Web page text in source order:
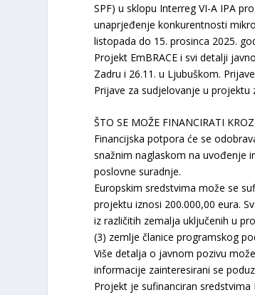
SPF) u sklopu Interreg VI-A IPA
unaprjeđenje konkurentnosti
listopada do 15. prosinca 2025.
Projekt EmBRACE i svi detalji
Zadru i 26.11. u Ljubuškom.
Prijave za sudjelovanje u
ŠTO SE MOŽE FINANCIRATI KROZ
Financijska potpora će se
snažnim naglaskom na uvođenje
poslovne suradnje.
Europskim sredstvima može se
projektu iznosi 200.000,00 eura.
iz različitih zemalja uključenih u
(3) zemlje članice programskog
Više detalja o javnom pozivu
informacije zainteresirani se
Projekt je sufinanciran sredstvima